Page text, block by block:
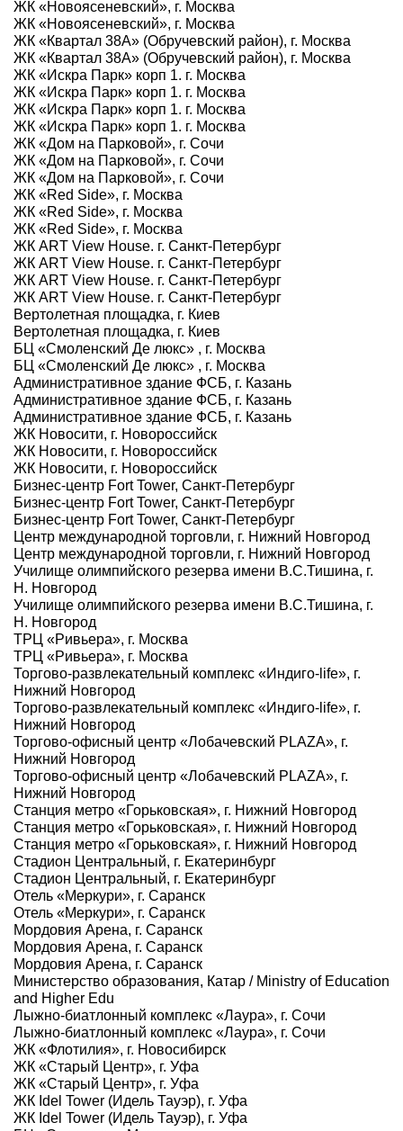
ЖК «Новоясеневский», г. Москва
ЖК «Новоясеневский», г. Москва
ЖК «Квартал 38А» (Обручевский район), г. Москва
ЖК «Квартал 38А» (Обручевский район), г. Москва
ЖК «Искра Парк» корп 1. г. Москва
ЖК «Искра Парк» корп 1. г. Москва
ЖК «Искра Парк» корп 1. г. Москва
ЖК «Искра Парк» корп 1. г. Москва
ЖК «Дом на Парковой», г. Сочи
ЖК «Дом на Парковой», г. Сочи
ЖК «Дом на Парковой», г. Сочи
ЖК «Red Side», г. Москва
ЖК «Red Side», г. Москва
ЖК «Red Side», г. Москва
ЖК ART View House. г. Санкт-Петербург
ЖК ART View House. г. Санкт-Петербург
ЖК ART View House. г. Санкт-Петербург
ЖК ART View House. г. Санкт-Петербург
Вертолетная площадка, г. Киев
Вертолетная площадка, г. Киев
БЦ «Смоленский Де люкс» , г. Москва
БЦ «Смоленский Де люкс» , г. Москва
Административное здание ФСБ, г. Казань
Административное здание ФСБ, г. Казань
Административное здание ФСБ, г. Казань
ЖК Новосити, г. Новороссийск
ЖК Новосити, г. Новороссийск
ЖК Новосити, г. Новороссийск
Бизнес-центр Fort Tower, Санкт-Петербург
Бизнес-центр Fort Tower, Санкт-Петербург
Бизнес-центр Fort Tower, Санкт-Петербург
Центр международной торговли, г. Нижний Новгород
Центр международной торговли, г. Нижний Новгород
Училище олимпийского резерва имени В.С.Тишина, г.
Н. Новгород
Училище олимпийского резерва имени В.С.Тишина, г.
Н. Новгород
ТРЦ «Ривьера», г. Москва
ТРЦ «Ривьера», г. Москва
Торгово-развлекательный комплекс «Индиго-life», г.
Нижний Новгород
Торгово-развлекательный комплекс «Индиго-life», г.
Нижний Новгород
Торгово-офисный центр «Лобачевский PLAZA», г.
Нижний Новгород
Торгово-офисный центр «Лобачевский PLAZA», г.
Нижний Новгород
Станция метро «Горьковская», г. Нижний Новгород
Станция метро «Горьковская», г. Нижний Новгород
Станция метро «Горьковская», г. Нижний Новгород
Стадион Центральный, г. Екатеринбург
Стадион Центральный, г. Екатеринбург
Отель «Меркури», г. Саранск
Отель «Меркури», г. Саранск
Мордовия Арена, г. Саранск
Мордовия Арена, г. Саранск
Мордовия Арена, г. Саранск
Министерство образования, Катар / Ministry of Education
and Higher Edu
Лыжно-биатлонный комплекс «Лаура», г. Сочи
Лыжно-биатлонный комплекс «Лаура», г. Сочи
ЖК «Флотилия», г. Новосибирск
ЖК «Старый Центр», г. Уфа
ЖК «Старый Центр», г. Уфа
ЖК Idel Tower (Идель Тауэр), г. Уфа
ЖК Idel Tower (Идель Тауэр), г. Уфа